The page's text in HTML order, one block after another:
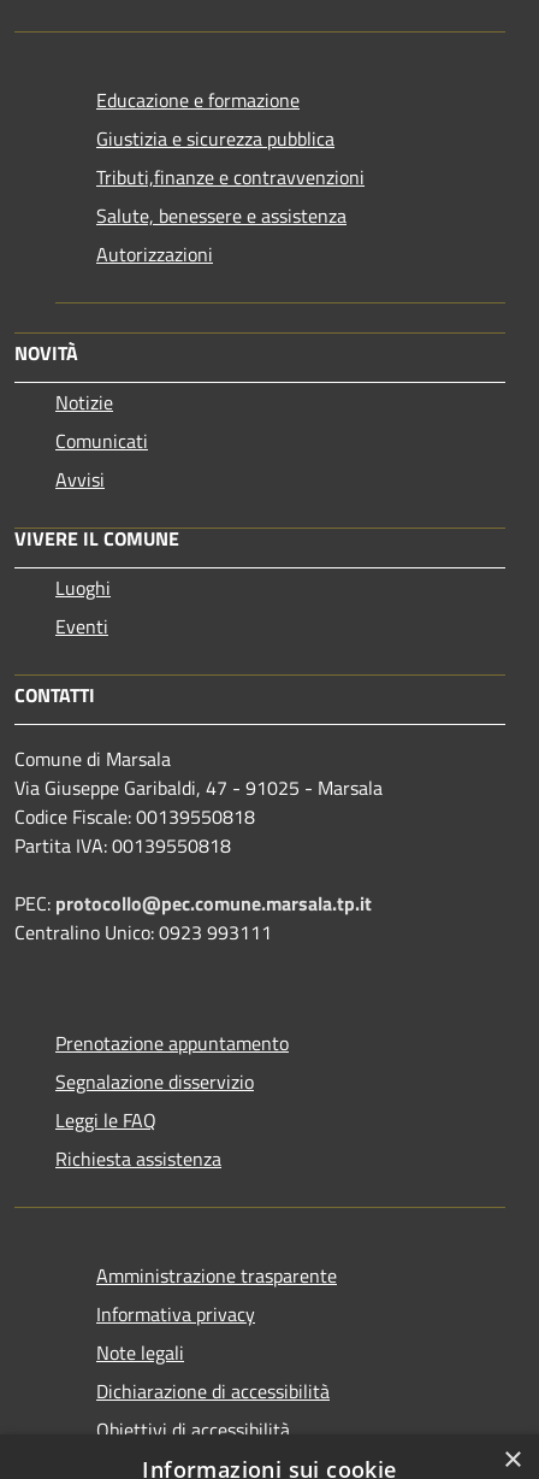
Educazione e formazione
Giustizia e sicurezza pubblica
Tributi,finanze e contravvenzioni
Salute, benessere e assistenza
Autorizzazioni
NOVITÀ
Notizie
Comunicati
Avvisi
VIVERE IL COMUNE
Luoghi
Eventi
CONTATTI
Comune di Marsala
Via Giuseppe Garibaldi, 47 - 91025 - Marsala
Codice Fiscale: 00139550818
Partita IVA: 00139550818
PEC: protocollo@pec.comune.marsala.tp.it
Centralino Unico: 0923 993111
Prenotazione appuntamento
Segnalazione disservizio
Leggi le FAQ
Richiesta assistenza
Amministrazione trasparente
Informativa privacy
Note legali
Dichiarazione di accessibilità
Obiettivi di accessibilità
×
Informazioni sui cookie